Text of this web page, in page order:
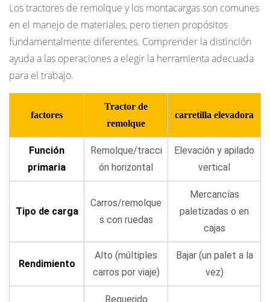
Los tractores de remolque y los montacargas son comunes
en el manejo de materiales, pero tienen propósitos
fundamentalmente diferentes. Comprender la distinción
ayuda a las operaciones a elegir la herramienta adecuada
para el trabajo.
factores
Tractor de
remolque
carretilla elevadora
Función
primaria
Remolque/tracci
ón horizontal
Elevación y apilado
vertical
Tipo de carga
Carros/remolque
s con ruedas
Mercancías
paletizadas o en
cajas
Rendimiento
Alto (múltiples
carros por viaje)
Bajar (un palet a la
vez)
Requerido